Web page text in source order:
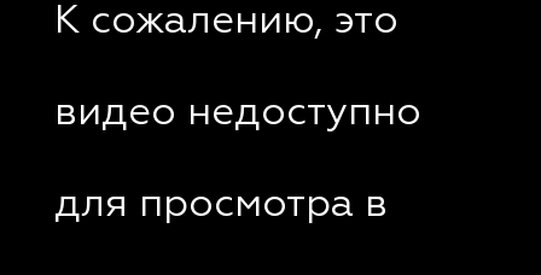
К сожалению, это
видео недоступно
для просмотра в